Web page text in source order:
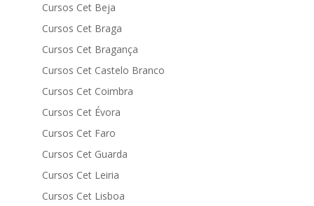
Cursos Cet Beja
Cursos Cet Braga
Cursos Cet Bragança
Cursos Cet Castelo Branco
Cursos Cet Coimbra
Cursos Cet Évora
Cursos Cet Faro
Cursos Cet Guarda
Cursos Cet Leiria
Cursos Cet Lisboa